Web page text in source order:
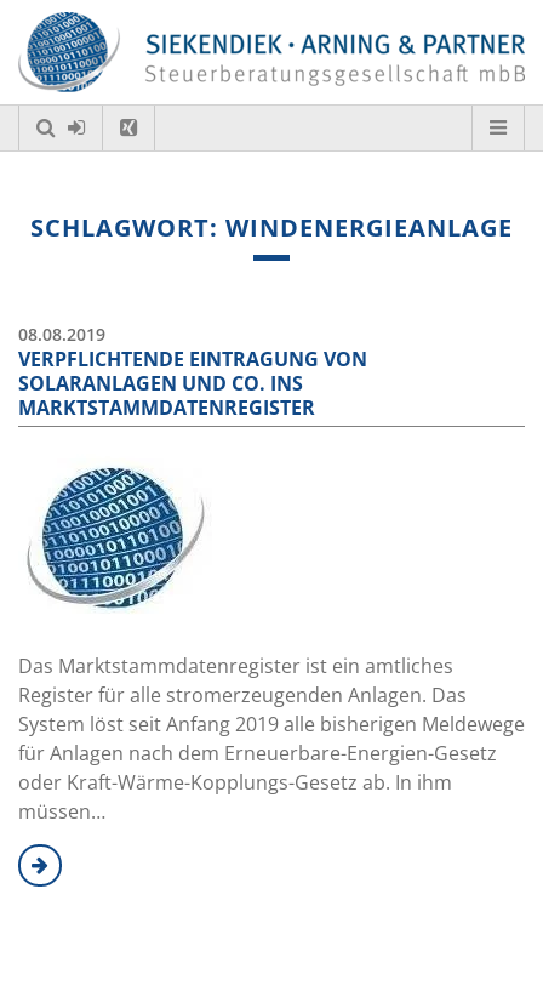
SCHLAGWORT: WINDENERGIEANLAGE
08.08.2019
VERPFLICHTENDE EINTRAGUNG VON
SOLARANLAGEN UND CO. INS
MARKTSTAMMDATENREGISTER
Das Marktstammdatenregister ist ein amtliches
Register für alle stromerzeugenden Anlagen. Das
System löst seit Anfang 2019 alle bisherigen Meldewege
für Anlagen nach dem Erneuerbare-Energien-Gesetz
oder Kraft-Wärme-Kopplungs-Gesetz ab. In ihm
müssen…